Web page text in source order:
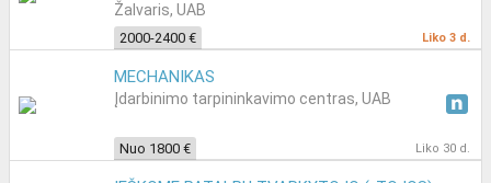
Žalvaris, UAB
2000-2400 € Liko 3 d.
MECHANIKAS
Įdarbinimo tarpininkavimo centras, UAB
Nuo 1800 € Liko 30 d.